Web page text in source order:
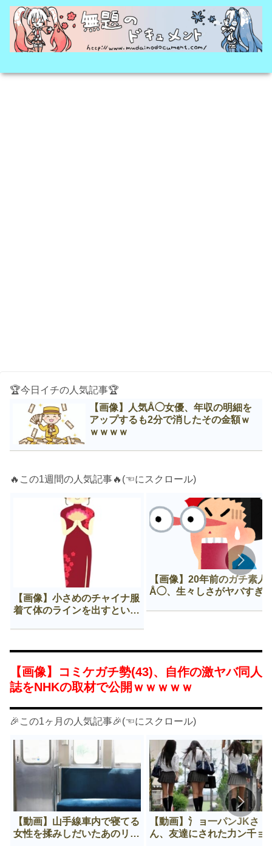
🏆今日イチの人気記事🏆
【画像】人気Å◯女優、年収の明細を
アップするも2分で消したその金額ｗ
ｗｗｗｗ
🔥この1週間の人気記事🔥(☜にスクロール)
【画像】小さめのチャイナ服
着て体のラインを出すという
【画像】20年前のガチ素人
Å◯、生々しさがヤバすぎ
【画像】コミケガチ勢(43)、自作の激ヤバ同人
誌をNHKの取材で公開ｗｗｗｗｗ
🎉この1ヶ月の人気記事🎉(☜にスクロール)
【動画】山手線車内で寝てる
女性を揉みしだいたあのリー
【動画】氵ョ一パンJKさ
ん、友達にされた力ン千ョ